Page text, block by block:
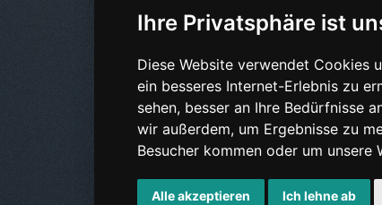
Ihre Privatsphäre ist
Diese Website verwendet Cookies
ein besseres Internet-Erlebnis zu
sehen, besser an Ihre Bedürfnisse
wir außerdem, um Ergebnisse zu
Besucher kommen oder um
Alle akzeptieren Ich lehne ab
Android App
PARTNER
Partnerliste
Partner werden